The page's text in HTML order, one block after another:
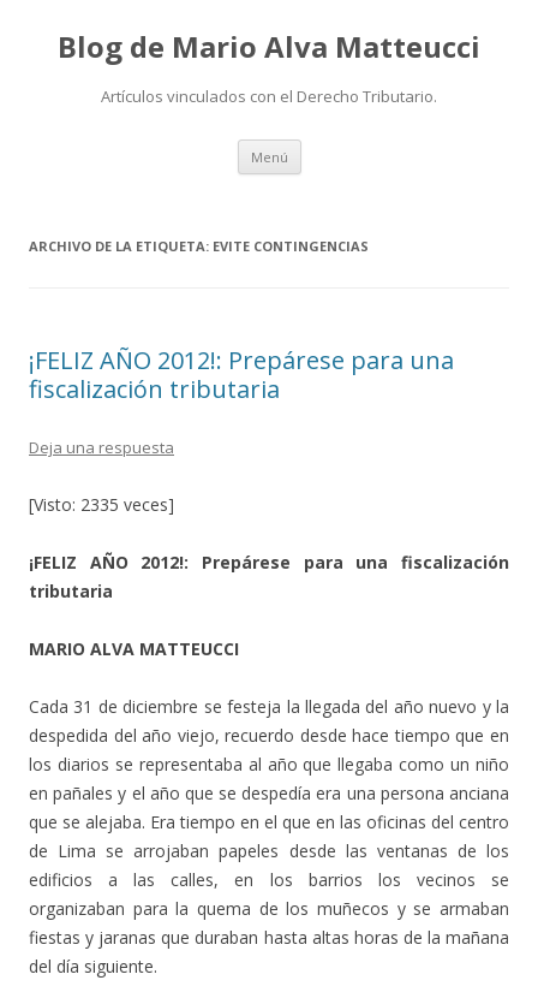
Blog de Mario Alva Matteucci
Artículos vinculados con el Derecho Tributario.
Menú Ir
contenido
ARCHIVO DE LA ETIQUETA: EVITE CONTINGENCIAS
¡FELIZ AÑO 2012!: Prepárese para una
fiscalización tributaria
Deja una respuesta
[Visto: 2335 veces]
¡FELIZ AÑO 2012!: Prepárese para una fiscalización
tributaria
MARIO ALVA MATTEUCCI
Cada 31 de diciembre se festeja la llegada del año nuevo y la
despedida del año viejo, recuerdo desde hace tiempo que en
los diarios se representaba al año que llegaba como un niño
en pañales y el año que se despedía era una persona anciana
que se alejaba. Era tiempo en el que en las oficinas del centro
de Lima se arrojaban papeles desde las ventanas de los
edificios a las calles, en los barrios los vecinos se
organizaban para la quema de los muñecos y se armaban
fiestas y jaranas que duraban hasta altas horas de la mañana
del día siguiente.